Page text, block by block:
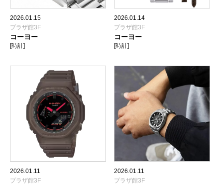
2026.01.15
プラザ館3F
コーヨー
[時計]
2026.01.14
プラザ館3F
コーヨー
[時計]
2026.01.11
プラザ館3F
2026.01.11
プラザ館3F